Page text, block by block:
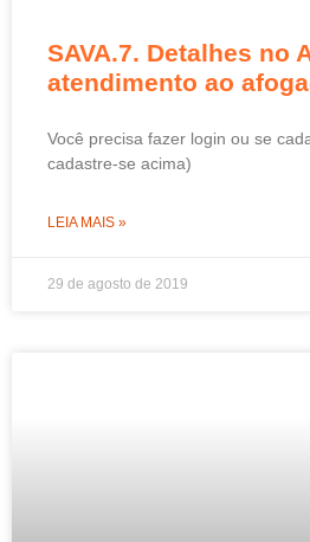
SAVA.7. Detalhes no
atendimento ao
Você precisa fazer login ou se
cadastre-se acima)
LEIA MAIS »
29 de agosto de 2019